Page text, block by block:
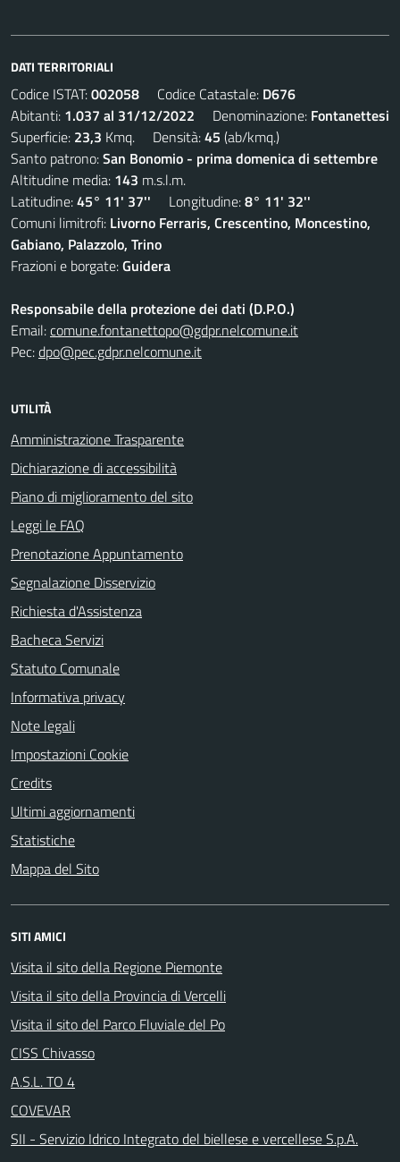
DATI TERRITORIALI
Codice ISTAT:002058 Codice Catastale: D676
Abitanti: 1.037 al 31/12/2022 Denominazione: Fontanettesi
Superficie: 23,3 Kmq. Densità:45 (ab/kmq.)
Santo patrono:San Bonomio - prima domenica di settembre
Altitudine media: 143 m.s.l.m.
Latitudine:45° 11' 37'' Longitudine:8° 11' 32''
Comuni limitrofi: Livorno Ferraris, Crescentino, Moncestino,
Gabiano, Palazzolo, Trino
Frazioni e borgate:Guidera
Responsabile della protezione dei dati (D.P.O.)
Email:comune.fontanettopo@gdpr.nelcomune.it
Pec:dpo@pec.gdpr.nelcomune.it
UTILITÀ
Amministrazione Trasparente
Dichiarazione di accessibilità
Piano di miglioramento del sito
Leggi le FAQ
Prenotazione Appuntamento
Segnalazione Disservizio
Richiesta d'Assistenza
Bacheca Servizi
Statuto Comunale
Informativa privacy
Note legali
Impostazioni Cookie
Credits
Ultimi aggiornamenti
Statistiche
Mappa del Sito
SITI AMICI
Visita il sito della Regione Piemonte
Visita il sito della Provincia di Vercelli
Visita il sito del Parco Fluviale del Po
CISS Chivasso
A.S.L. TO 4
COVEVAR
SII - Servizio Idrico Integrato del biellese e vercellese S.p.A.